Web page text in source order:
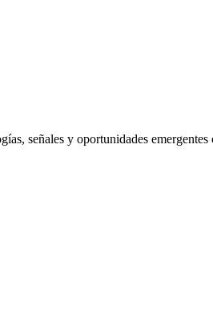
señales y oportunidades